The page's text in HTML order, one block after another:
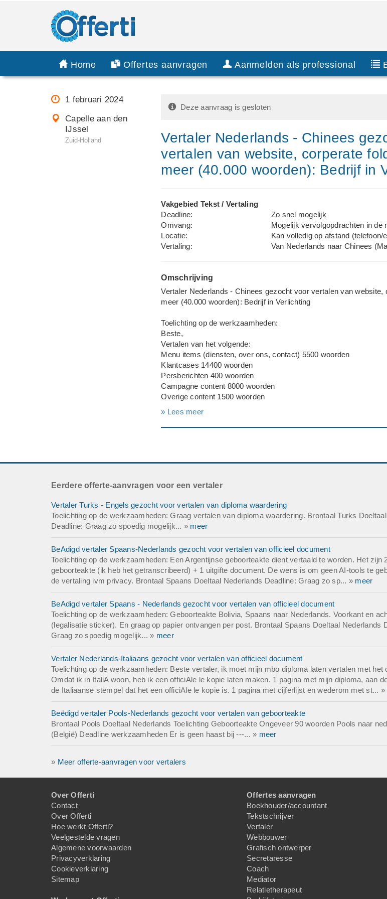
Home Offertes aanvragen Aanmelden als professional
1 februari 2024
Capelle aan den
IJssel
Zuid-Holland
Deze aanvraag is gesloten
Vertaler Nederlands - Chinees
vertalen van website, corperate
meer (40.000 woorden): Bedrijf in
Vakgebied Tekst / Vertaling
Deadline:
Zo snel mogelijk
Omvang:
Mogelijk vervolgopdrachten in de
Locatie:
Kan volledig op afstand (telefoon/
Vertaling:
Van Nederlands naar Chinees
Omschrijving
Vertaler Nederlands - Chinees gezocht voor vertalen van website,
meer (40.000 woorden): Bedrijf in Verlichting
Toelichting op de werkzaamheden:
Beste,
Vertalen van het volgende:
Menu items (diensten, over ons, contact) 5500 woorden
Klantcases 14400 woorden
Persberichten 400 woorden
Campagne content 8000 woorden
Overige content 1500 woorden
Corporate Flyer 1000 woorden
Powerpoint presentatie 500 woorden
Totaal +- 40000 woorden
Ik hoor graag wat de geschatte kosten zullen zijn.
Groeten,
---
Brontaal: Nederlands
Doeltaal: Chinees
Deadline: Graag zo spoedig mogelijk
Bedrijf in Verlichting
» Lees meer
Eerdere offerte-aanvragen voor een vertaler
Vertaler Turks - Engels gezocht voor vertalen van diploma waardering
Toelichting op de werkzaamheden: Graag vertalen van diploma waardering. Brontaal Turks
Deadline: Graag zo spoedig mogelijk... » meer
BeAdigd vertaler Spaans-Nederlands gezocht voor vertalen van officieel document
Toelichting op de werkzaamheden: Een Argentijnse geboorteakte dient vertaald te worden. Het zijn
geboorteakte (ik heb het getranscribeerd) + 1 uitgifte document. De wens is om geen AI-tools te
de vertaling ivm privacy. Brontaal Spaans Doeltaal Nederlands Deadline: Graag zo sp... » meer
BeAdigd vertaler Spaans - Nederlands gezocht voor vertalen van officieel document
Toelichting op de werkzaamheden: Geboorteakte Bolivia, Spaans naar Nederlands. Voorkant en
(legalisatie sticker). En graag op papier ontvangen per post. Brontaal Spaans Doeltaal Nederlands
Graag zo spoedig mogelijk... » meer
Vertaler Nederlands-Italiaans gezocht voor vertalen van officieel document
Toelichting op de werkzaamheden: Beste vertaler, ik moet mijn mbo diploma laten vertalen met het
Omdat ik in ItaliA woon, heb ik een officiAle le kopie laten maken. 1 pagina met mijn diploma, aan
de Italiaanse stempel dat het een officiAle le kopie is. 1 pagina met cijferlijst en wederom met st... »
Beëdigd vertaler Pools-Nederlands gezocht voor vertalen van geboorteakte
Brontaal Pools Doeltaal Nederlands Toelichting Geboorteakte Ongeveer 90 woorden Pools naar
(België) Deadline werkzaamheden Er is geen haast bij ---... » meer
» Meer offerte-aanvragen voor vertalers
Over Offerti
Contact
Over Offerti
Hoe werkt Offerti?
Veelgestelde vragen
Algemene voorwaarden
Privacyverklaring
Cookieverklaring
Sitemap
Offertes aanvragen
Boekhouder/accountant
Tekstschrijver
Vertaler
Webbouwer
Grafisch ontwerper
Secretaresse
Coach
Mediator
Relatietherapeut